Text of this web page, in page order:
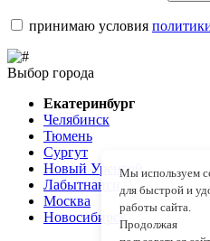
принимаю условия
Выбор города
Екатеринбург
Челябинск
Тюмень
Сургут
Новый Уренгой
Лабытнанги
Москва
Новосибирск
Мы используем
для быстрой и
работы сайта.
Продолжая